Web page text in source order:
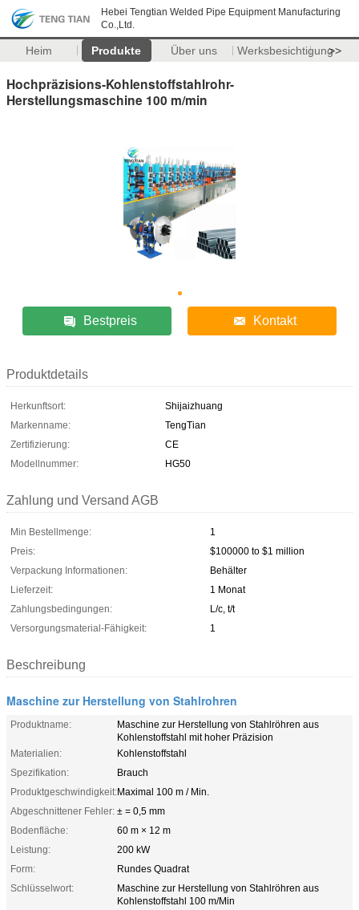
Hebei Tengtian Welded Pipe Equipment Manufacturing
Co.,Ltd.
Heim Produkte Über uns Werksbesichtigung>>
Hochpräzisions-Kohlenstoffstahlrohr-
Herstellungsmaschine 100 m/min
Bestpreis Kontakt
Produktdetails
Herkunftsort:
Shijaizhuang
Markenname:
TengTian
Zertifizierung:
CE
Modellnummer:
HG50
Zahlung und Versand AGB
Min Bestellmenge:
1
Preis:
$100000 to $1 million
Verpackung Informationen:
Behälter
Lieferzeit:
1 Monat
Zahlungsbedingungen:
L/c, t/t
Versorgungsmaterial-Fähigkeit:
1
Beschreibung
Maschine zur Herstellung von Stahlrohren
Produktname:
Maschine zur Herstellung von Stahlröhren aus
Kohlenstoffstahl mit hoher Präzision
Materialien:
Kohlenstoffstahl
Spezifikation:
Brauch
Produktgeschwindigkeit:Maximal 100 m / Min.
Abgeschnittener Fehler: ± = 0,5 mm
Bodenfläche:
60 m × 12 m
Leistung:
200 kW
Form:
Rundes Quadrat
Schlüsselwort:
Maschine zur Herstellung von Stahlröhren aus
Kohlenstoffstahl 100 m/Min